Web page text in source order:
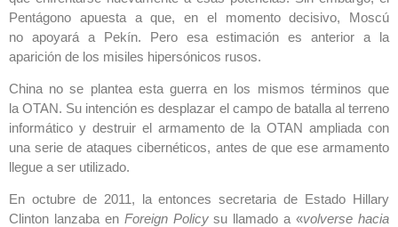
Pentágono apuesta a que, ‎en el momento decisivo, Moscú
no apoyará a Pekín. Pero esa estimación es anterior a la
‎aparición de los misiles hipersónicos rusos. ‎
China no se plantea esta guerra en los mismos términos que
la OTAN. Su intención es desplazar el ‎campo de batalla al terreno
informático y destruir el armamento de la OTAN ampliada con
una ‎serie de ataques cibernéticos, antes de que ese armamento
llegue a ser utilizado. ‎
En octubre de 2011, la entonces secretaria de Estado Hillary
Clinton lanzaba en Foreign Policy‎su llamado a «volverse hacia